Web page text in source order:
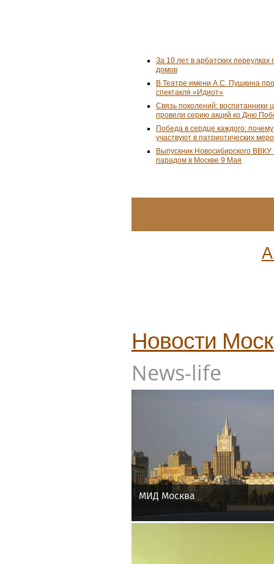
За 10 лет в арбатских переулках
домов
В Театре имени А.С. Пушкина
спектакля «Идиот»
Связь поколений: воспитанники
провели серию акций ко Дню
Победа в сердце каждого:
участвуют в патриотических
Выпускник Новосибирского
парадом в Москве 9 Мая
Новости
News-life
МИД Москва